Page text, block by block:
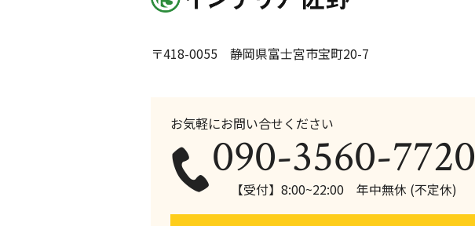
〒418-0055 静岡県富士宮市宝町20-7
お気軽にお問い合せください
090-3560-7720
【受付】8:00~22:00 年中無休 (不定休)